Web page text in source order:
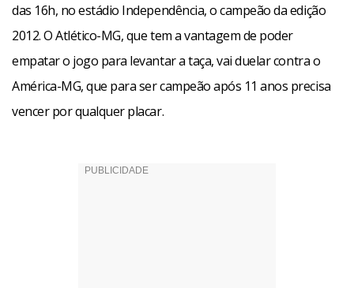
das 16h, no estádio Independência, o campeão da edição
2012. O Atlético-MG, que tem a vantagem de poder
empatar o jogo para levantar a taça, vai duelar contra o
América-MG, que para ser campeão após 11 anos precisa
vencer por qualquer placar.